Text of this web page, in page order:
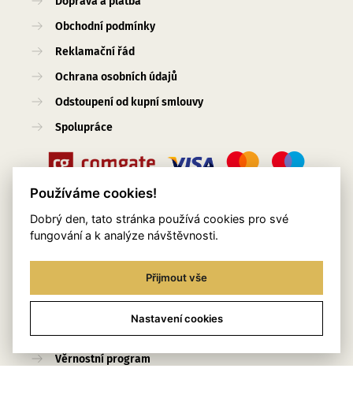
Obchodní podmínky
Reklamační řád
Ochrana osobních údajů
Odstoupení od kupní smlouvy
Spolupráce
Užitečné odkazy
O nás
Kontakty
Věrnostní program
Používáme cookies!
Dobrý den, tato stránka používá cookies pro své
fungování a k analýze návštěvnosti.
Přijmout vše
Nastavení cookies